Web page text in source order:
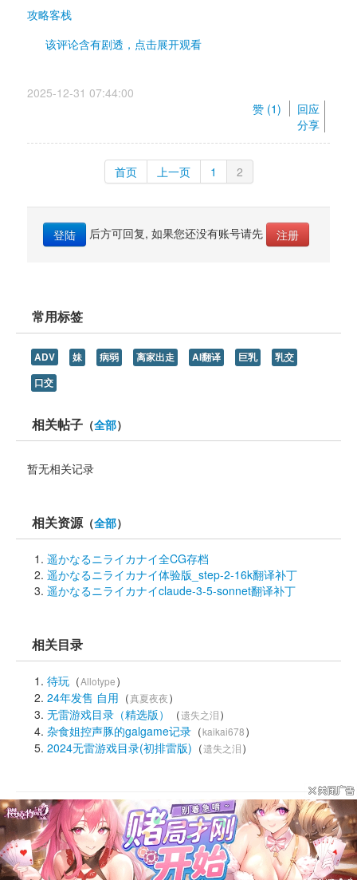
攻略客栈
该评论含有剧透，点击展开观看
烂尾。男主处理妹妹感情太僵硬了，完全就是没哄
2025-12-31 07:44:00
赞 (1)
回应
分享
首页 上一页 1 2
登陆 后方可回复, 如果您还没有账号请先 注册
常用标签
ADV 妹 病弱 离家出走 AI翻译 巨乳
乳交
口交
相关帖子 （全部）
暂无相关记录
相关资源（全部）
遥かなるニライカナイ全CG存档
遥かなるニライカナイ体验版_step-2-16k翻译补丁
遥かなるニライカナイclaude-3-5-sonnet翻译补丁
相关目录
待玩 （Allotype）
24年发售 自用 （真夏夜夜）
无雷游戏目录（精选版）
（遗失之泪）
杂食姐控声豚的galgame记录 （kaikai678）
2024无雷游戏目录(初排雷版) （遗失之泪）
© Since 2DFan2005
版权声明
新手指引 使用帮助 站务反馈 域名线路